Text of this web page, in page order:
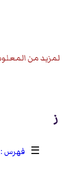
لمزيد من
ز
☰